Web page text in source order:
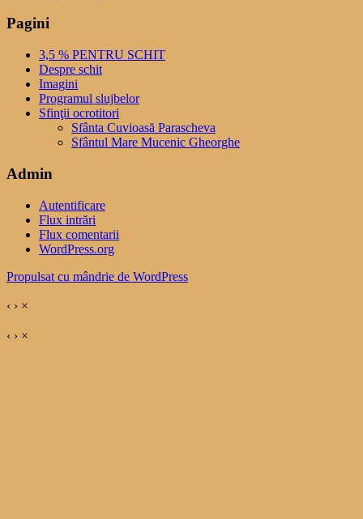
Pagini
3,5 % PENTRU SCHIT
Despre schit
Imagini
Programul slujbelor
Sfinţii ocrotitori
Sfânta Cuvioasă Parascheva
Sfântul Mare Mucenic Gheorghe
Admin
Autentificare
Flux intrări
Flux comentarii
WordPress.org
Propulsat cu mândrie de WordPress
‹ › ×
‹ › ×